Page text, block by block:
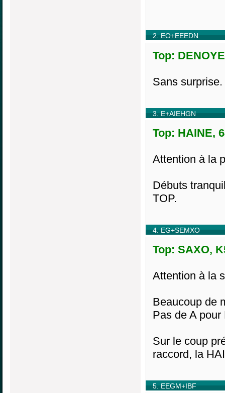
2. EO+EEEDN
Top:
Sans surprise.
3. E+AIEHGN
Top: HAINE,
Attention à la
Débuts
TOP.
4. EG+SEMXO
Top: SAXO,
Attention à la
Beaucoup de
Pas de A
Sur le coup
raccord, la
5. EEGM+IBF